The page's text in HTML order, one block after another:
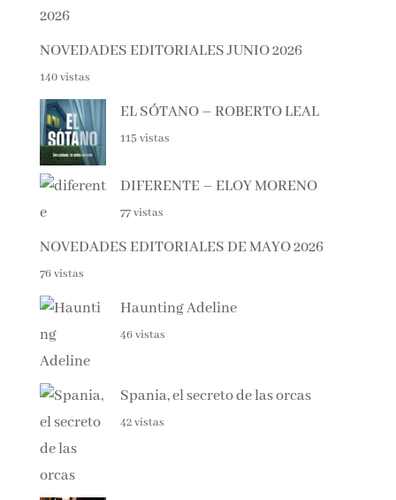
NOVEDADES EDITORIALES JUNIO 2026
140 vistas
EL SÓTANO – ROBERTO LEAL
115 vistas
DIFERENTE – ELOY MORENO
77 vistas
NOVEDADES EDITORIALES DE MAYO 2026
76 vistas
Haunting Adeline
46 vistas
Spania, el secreto de las orcas
42 vistas